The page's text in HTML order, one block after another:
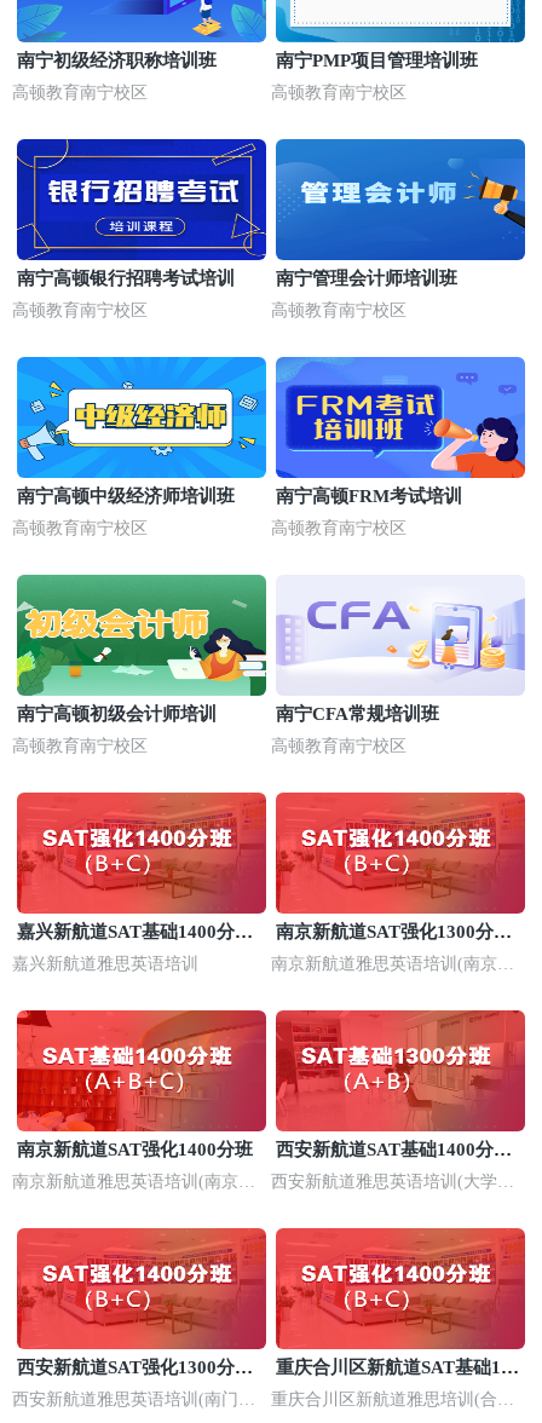
南宁初级经济职称培训班
高顿教育南宁校区
南宁PMP项目管理培训班
高顿教育南宁校区
南宁高顿银行招聘考试培训
高顿教育南宁校区
南宁管理会计师培训班
高顿教育南宁校区
南宁高顿中级经济师培训班
高顿教育南宁校区
南宁高顿FRM考试培训
高顿教育南宁校区
南宁高顿初级会计师培训
高顿教育南宁校区
南宁CFA常规培训班
高顿教育南宁校区
嘉兴新航道SAT基础1400分培
训班
嘉兴新航道雅思英语培训
南京新航道SAT强化1300分培
训
南京新航道雅思英语培训(南京浦
南京新航道SAT强化1400分班
南京新航道雅思英语培训(南京河
西安新航道SAT基础1400分培
训班
西安新航道雅思英语培训(大学城
西安新航道SAT强化1300分培
训
西安新航道雅思英语培训(南门校
重庆合川区新航道SAT基础140
0分培训
重庆合川区新航道雅思培训(合川